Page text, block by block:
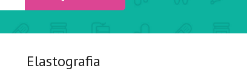
Elastografia